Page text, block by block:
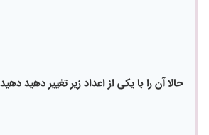
حالا آن را با یکی از اعداد زیر تغییر دهید دهید: